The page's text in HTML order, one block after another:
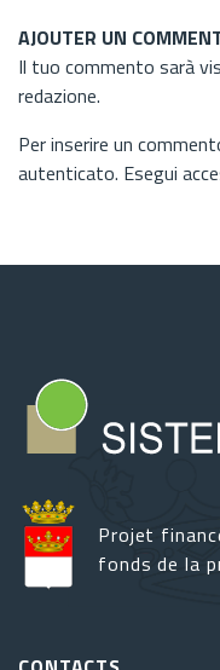
AJOUTER UN
Il tuo commento sarà
redazione.
Per inserire un
autenticato. Esegui
Projet
fonds de la